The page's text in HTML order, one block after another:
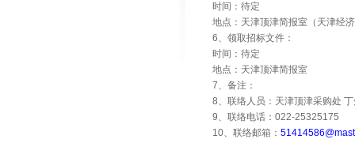
时间：待定
地点：天津顶津简报室（天津经
6、领取招标文件：
时间：待定
地点：天津顶津简报室
7、备注：
8、联络人员：天津顶津采购处
9、联络电话： 022-25325175
10、联络邮箱：